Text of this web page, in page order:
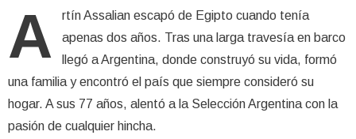
A
rtín Assalian escapó de Egipto cuando tenía
apenas dos años. Tras una larga travesía en barco
llegó a Argentina, donde construyó su vida, formó
una familia y encontró el país que siempre consideró su
hogar. A sus 77 años, alentó a la Selección Argentina con la
pasión de cualquier hincha.